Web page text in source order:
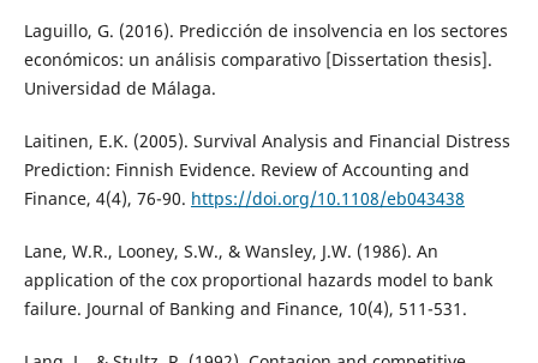
Laguillo, G. (2016). Predicción de insolvencia en los sectores
económicos: un análisis comparativo [Dissertation thesis].
Universidad de Málaga.
Laitinen, E.K. (2005). Survival Analysis and Financial Distress
Prediction: Finnish Evidence. Review of Accounting and
Finance, 4(4), 76-90. https://doi.org/10.1108/eb043438
Lane, W.R., Looney, S.W., & Wansley, J.W. (1986). An
application of the cox proportional hazards model to bank
failure. Journal of Banking and Finance, 10(4), 511-531.